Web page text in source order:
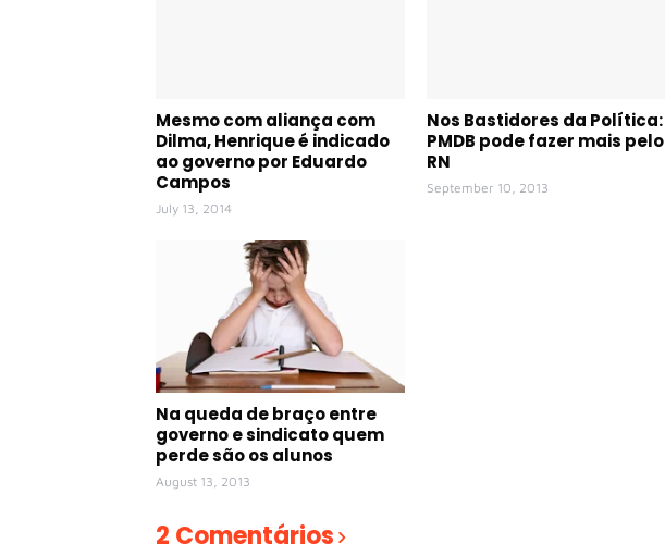
Mesmo com aliança com
Dilma, Henrique é indicado
ao governo por Eduardo
Campos
July 13, 2014
Nos Bastidores da Política:
PMDB pode fazer mais pelo
RN
September 10, 2013
Na queda de braço entre
governo e sindicato quem
perde são os alunos
August 13, 2013
2 Comentários